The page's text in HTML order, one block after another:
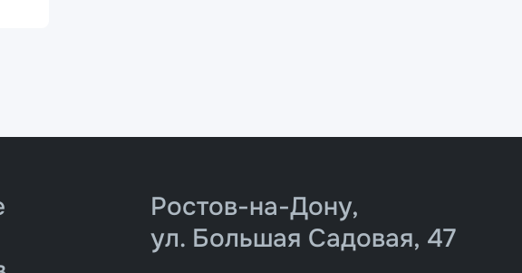
Ростов-на-Дону,
ул. Большая Садовая, 47